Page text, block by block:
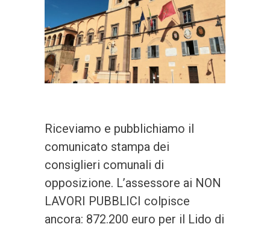
Riceviamo e pubblichiamo il
comunicato stampa dei
consiglieri comunali di
opposizione. L’assessore ai NON
LAVORI PUBBLICI colpisce
ancora: 872.200 euro per il Lido di